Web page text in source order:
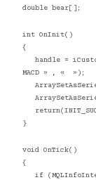
double bear[];
int OnInit()
{
handle =
MACD » , « »);
}
void OnTick()
{
if